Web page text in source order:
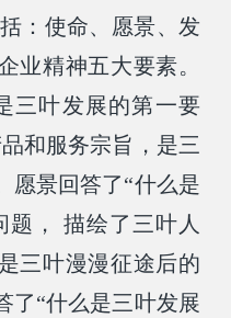
：使命、愿景、发
业精神五大要素。
三叶发展的第一要
和服务宗旨，是三
愿景回答了“什么是
题， 描绘了三叶人
三叶漫漫征途后的
了“什么是三叶发展